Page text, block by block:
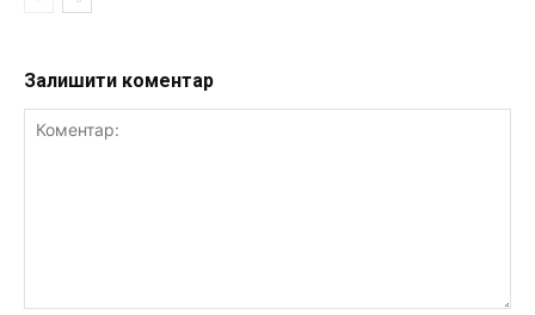
Залишити коментар